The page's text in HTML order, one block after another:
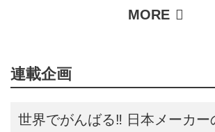
連載企画
世界でがんばる‼ 日本メーカー